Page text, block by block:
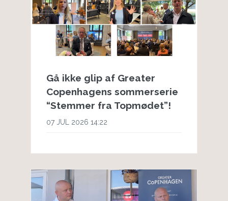
Gå ikke glip af Greater
Copenhagens sommerserie
“Stemmer fra Topmødet”!
07 JUL 2026 14:22